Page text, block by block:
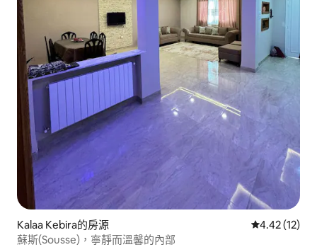
Kalaa Kebira的房源 從 12 則評價
4.42 (12)
蘇斯(Sousse)，寧靜而溫馨的內部